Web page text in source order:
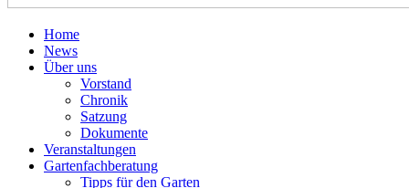
Home
News
Über uns
Vorstand
Chronik
Satzung
Dokumente
Veranstaltungen
Gartenfachberatung
Tipps für den Garten